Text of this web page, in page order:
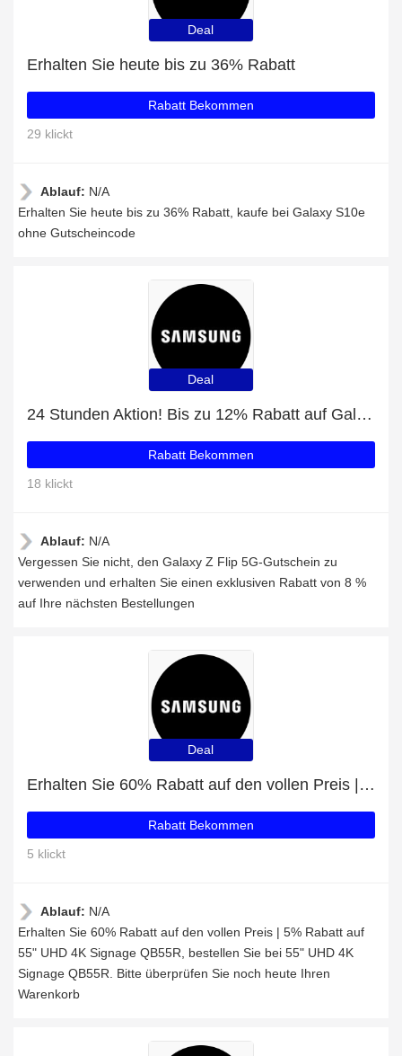
Deal
Erhalten Sie heute bis zu 36% Rabatt
Rabatt Bekommen
29 klickt
Ablauf: N/A
Erhalten Sie heute bis zu 36% Rabatt, kaufe bei Galaxy S10e
ohne Gutscheincode
Deal
24 Stunden Aktion! Bis zu 12% Rabatt auf Galaxy Z Flip 5G
Rabatt Bekommen
18 klickt
Ablauf: N/A
Vergessen Sie nicht, den Galaxy Z Flip 5G-Gutschein zu
verwenden und erhalten Sie einen exklusiven Rabatt von 8 %
auf Ihre nächsten Bestellungen
Deal
Erhalten Sie 60% Rabatt auf den vollen Preis | 5% Rabatt auf 55" UHD 4K Signage QB55R
Rabatt Bekommen
5 klickt
Ablauf: N/A
Erhalten Sie 60% Rabatt auf den vollen Preis | 5% Rabatt auf
55" UHD 4K Signage QB55R, bestellen Sie bei 55" UHD 4K
Signage QB55R. Bitte überprüfen Sie noch heute Ihren
Warenkorb